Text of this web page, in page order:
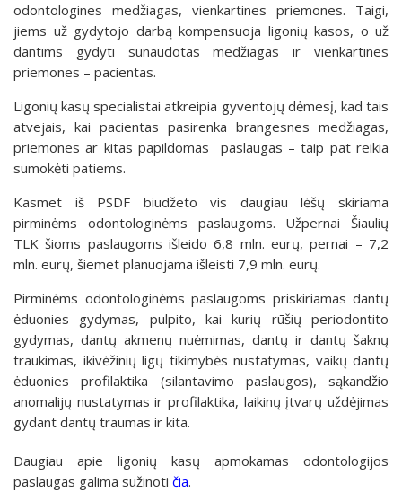
odontologines medžiagas, vienkartines priemones. Taigi,
jiems už gydytojo darbą kompensuoja ligonių kasos, o už
dantims gydyti sunaudotas medžiagas ir vienkartines
priemones – pacientas.
Ligonių kasų specialistai atkreipia gyventojų dėmesį, kad tais
atvejais, kai pacientas pasirenka brangesnes medžiagas,
priemones ar kitas papildomas paslaugas – taip pat reikia
sumokėti patiems.
Kasmet iš PSDF biudžeto vis daugiau lėšų skiriama
pirminėms odontologinėms paslaugoms. Užpernai Šiaulių
TLK šioms paslaugoms išleido 6,8 mln. eurų, pernai – 7,2
mln. eurų, šiemet planuojama išleisti 7,9 mln. eurų.
Pirminėms odontologinėms paslaugoms priskiriamas dantų
ėduonies gydymas, pulpito, kai kurių rūšių periodontito
gydymas, dantų akmenų nuėmimas, dantų ir dantų šaknų
traukimas, ikivėžinių ligų tikimybės nustatymas, vaikų dantų
ėduonies profilaktika (silantavimo paslaugos), sąkandžio
anomalijų nustatymas ir profilaktika, laikinų įtvarų uždėjimas
gydant dantų traumas ir kita.
Daugiau apie ligonių kasų apmokamas odontologijos
paslaugas galima sužinoti čia.